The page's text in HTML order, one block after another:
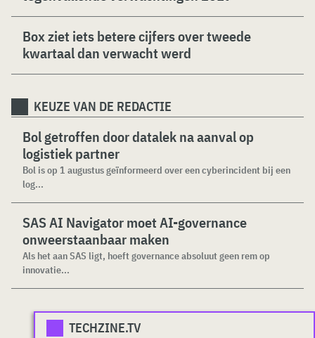
Box ziet iets betere cijfers over tweede
kwartaal dan verwacht werd
KEUZE VAN DE REDACTIE
Bol getroffen door datalek na aanval op
logistiek partner
Bol is op 1 augustus geïnformeerd over een cyberincident bij een
log...
SAS AI Navigator moet AI-governance
onweerstaanbaar maken
Als het aan SAS ligt, hoeft governance absoluut geen rem op
innovatie...
TECHZINE.TV